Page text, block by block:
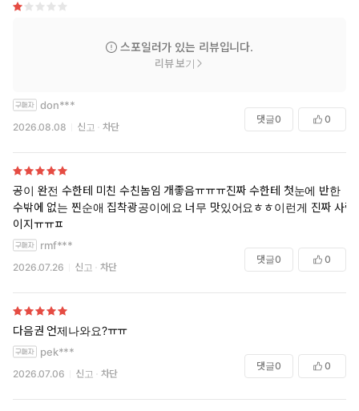
스포일러가 있는 리뷰입니다.
리뷰 보기
don***
2026.08.08 신고 차단
댓글0 0
공이 완전 수한테 미친 수친놈임 개좋음ㅠㅠㅠ진짜 수한테 첫눈에 반한
수밖에 없는 찐순애 집착광공이에요 너무 맛있어요ㅎㅎ이런게 진짜 사랑
이지ㅠㅠㅍ
rmf***
2026.07.26 신고 차단
댓글0 0
다음권 언제나와요?ㅠㅠ
pek***
2026.07.06 신고 차단
댓글0 0